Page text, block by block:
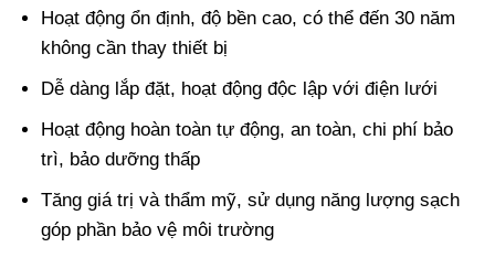
Hoạt động ổn định, độ bền cao, có thể đến 30 năm
không cần thay thiết bị
Dễ dàng lắp đặt, hoạt động độc lập với điện lưới
Hoạt động hoàn toàn tự động, an toàn, chi phí bảo
trì, bảo dưỡng thấp
Tăng giá trị và thẩm mỹ, sử dụng năng lượng sạch
góp phần bảo vệ môi trường